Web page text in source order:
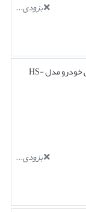
بزودی...
پمپ باد فندکی خودرو مدل HS-
بزودی...